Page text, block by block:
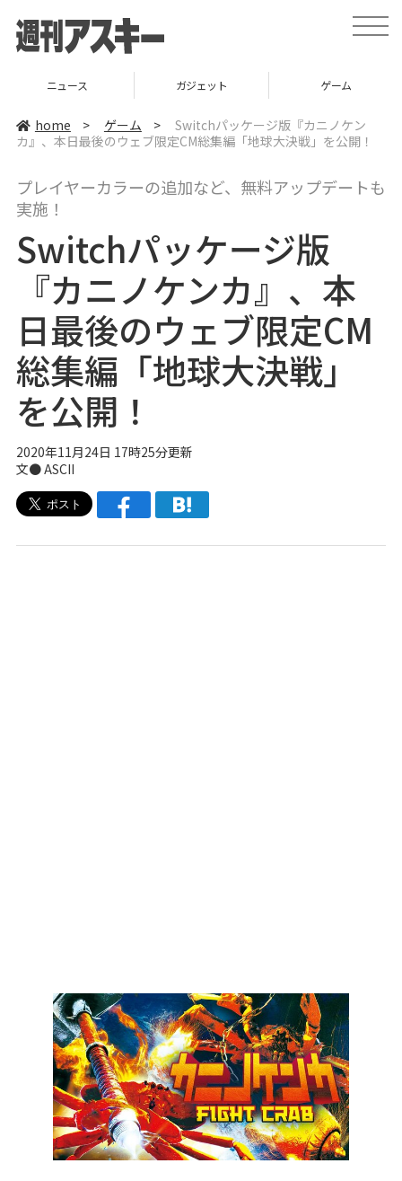
t
o
t
ニュース ガジェット ゲーム
home > ゲーム >
Switchパッケージ版『カニノケン
カ』、本日最後のウェブ限定CM総集編「地球大決戦」を公開！
プレイヤーカラーの追加など、無料アップデートも
実施！
Switchパッケージ版
『カニノケンカ』、本
日最後のウェブ限定CM
総集編「地球大決戦」
を公開！
2020年11月24日 17時25分更新
文● ASCII